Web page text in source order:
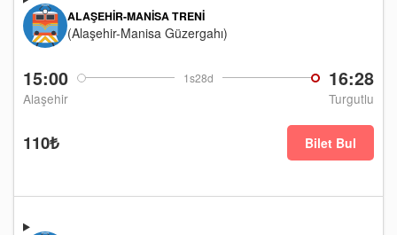
15:00 1s28d 16:28
Alaşehir Turgutlu
ALAŞEHIR-MANISA TRENI
(Alaşehir-Manisa Güzergahı)
110₺ Bilet Bul